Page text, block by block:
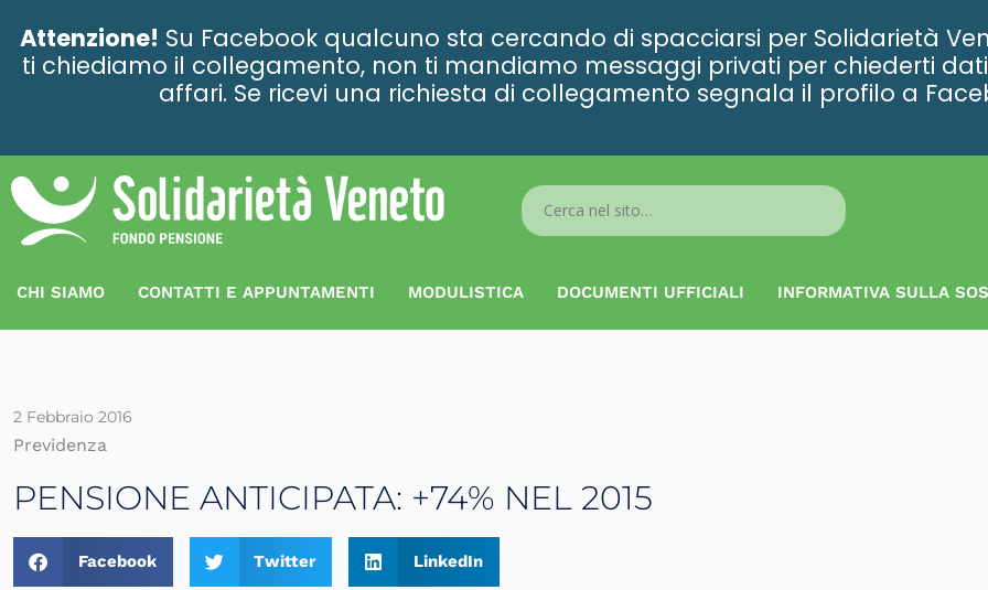
Attenzione! Su Facebook qualcuno sta cercando di spacciarsi per Solidarietà
ti chiediamo il collegamento, non ti mandiamo messaggi privati per chiederti
affari. Se ricevi una richiesta di collegamento segnala il profilo a
Search
...
CHI SIAMO CONTATTI E APPUNTAMENTI MODULISTICA DOCUMENTI UFFICIALI INFORMATIVA SULLA
2 Febbraio 2016
Previdenza
PENSIONE ANTICIPATA: +74% NEL 2015
Facebook Twitter LinkedIn